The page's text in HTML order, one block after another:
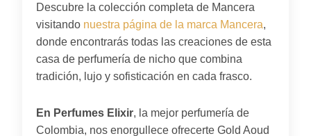
Descubre la colección completa de Mancera
visitando nuestra página de la marca Mancera,
donde encontrarás todas las creaciones de esta
casa de perfumería de nicho que combina
tradición, lujo y sofisticación en cada frasco.
En Perfumes Elixir, la mejor perfumería de
Colombia, nos enorgullece ofrecerte Gold Aoud